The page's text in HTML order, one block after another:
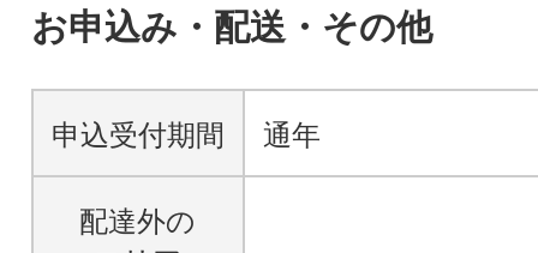
お申込み・配送・その他
申込受付期間 通年
配達外の